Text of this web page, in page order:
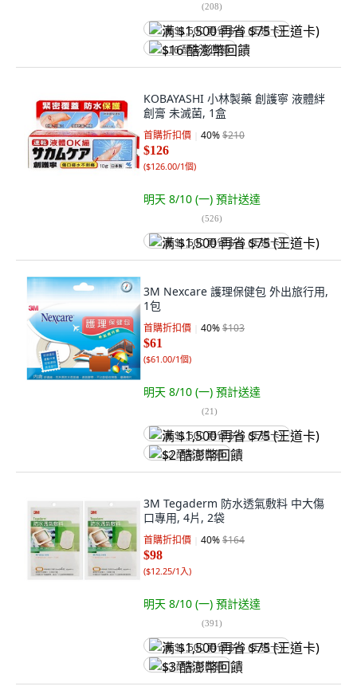
(208)
满 $1,500 再省 $75 (王道卡)
$16 酷澎幣回饋
KOBAYASHI 小林製藥 創護寧 液體絆
創膏 未滅菌, 1盒
首購折扣價 40%$210
$126
($126.00/1個)
明天 8/10 (一) 預計送達
(526)
满 $1,500 再省 $75 (王道卡)
3M Nexcare 護理保健包 外出旅行用,
1包
首購折扣價 40%$103
$61
($61.00/1個)
明天 8/10 (一) 預計送達
(21)
满 $1,500 再省 $75 (王道卡)
$2 酷澎幣回饋
3M Tegaderm 防水透氣敷料 中大傷
口專用, 4片, 2袋
首購折扣價 40%$164
$98
($12.25/1入)
明天 8/10 (一) 預計送達
(391)
满 $1,500 再省 $75 (王道卡)
$3 酷澎幣回饋